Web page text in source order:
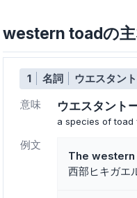
western toadの
1 名詞
ウエスタン
意味
ウエスタント
a species of toad
例文
The
西部ヒキガエ